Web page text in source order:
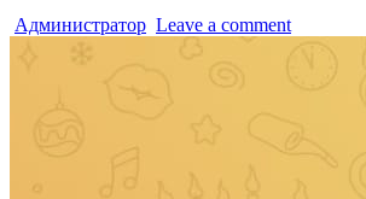
Администратор Leave a comment